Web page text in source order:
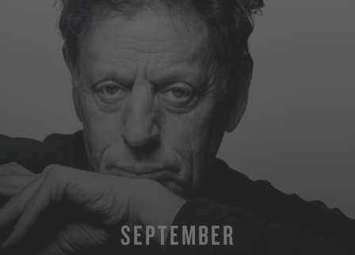
SEPTEMBER